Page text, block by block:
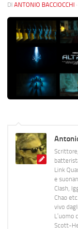
DI ANTONIO BACCIOCCHI ·
Link
e
Clash,
Chao
vivo
L’uomo
Scott-